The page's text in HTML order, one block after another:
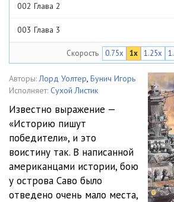
002 Глава 2
003 Глава 3
005 Глава 5
007 Глава 7
008 Глава 8
009 Глава 9
010 Глава 10
Скорость 0.75x 1x 1.25x
Авторы: Лорд Уолтер, Бунич Игорь
Исполняет: Сухой Листик
Известно выражение —
«Историю пишут
победители», и это
воистину так. В написанной
американцами истории, бою
у острова Саво было
отведено очень мало места,